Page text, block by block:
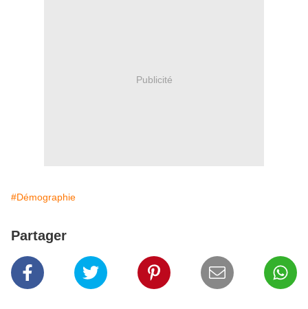
Publicité
#Démographie
Partager